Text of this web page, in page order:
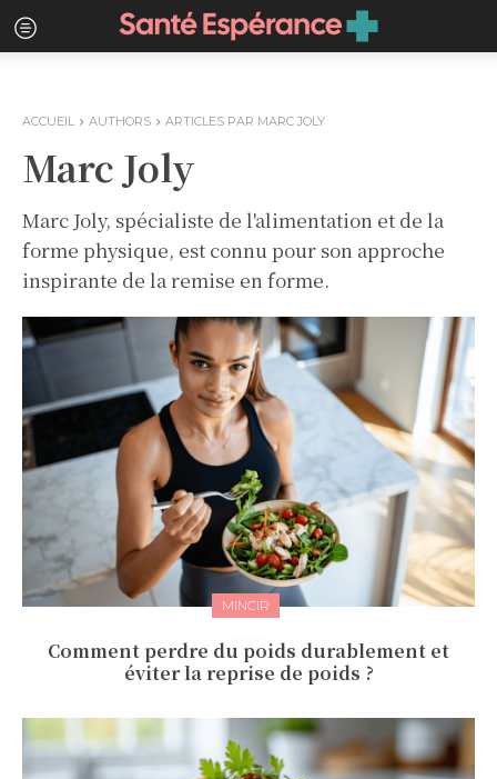
ACCUEIL AUTHORS ARTICLES PAR MARC JOLY
Marc Joly
Marc Joly, spécialiste de l'alimentation et de la
forme physique, est connu pour son approche
inspirante de la remise en forme.
MINCIR
Comment perdre du poids durablement et
éviter la reprise de poids ?